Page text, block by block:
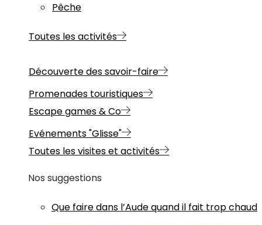
Pêche
Toutes les activités
Découverte des savoir-faire
Promenades touristiques
Escape games & Co
Evénements "Glisse"
Toutes les visites et activités
Nos suggestions
Que faire dans l’Aude quand il fait trop chaud